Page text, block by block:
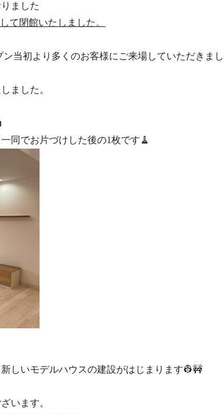
ました
て閉館いたしました。
当初より多くのお客様にご来場していただきま
生いたしました。
同でお片づけした後の1枚です🧹
と新しいモデルハウスの建設がはじまりま
更がございます。